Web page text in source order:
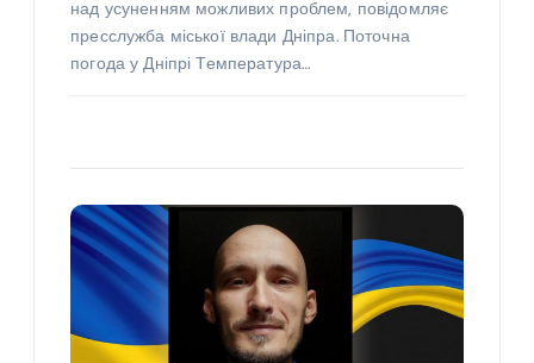
над усуненням можливих проблем, повідомляє
пресслужба міської влади Дніпра. Поточна
погода у Дніпрі Температура…